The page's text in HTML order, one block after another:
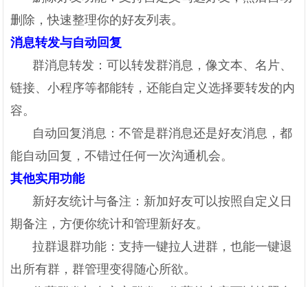
删除，快速整理你的好友列表。
消息转发与自动回复
群消息转发：可以转发群消息，像文本、名片、
链接、小程序等都能转，还能自定义选择要转发的内
容。
自动回复消息：不管是群消息还是好友消息，都
能自动回复，不错过任何一次沟通机会。
其他实用功能
新好友统计与备注：新加好友可以按照自定义日
期备注，方便你统计和管理新好友。
拉群退群功能：支持一键拉人进群，也能一键退
出所有群，群管理变得随心所欲。